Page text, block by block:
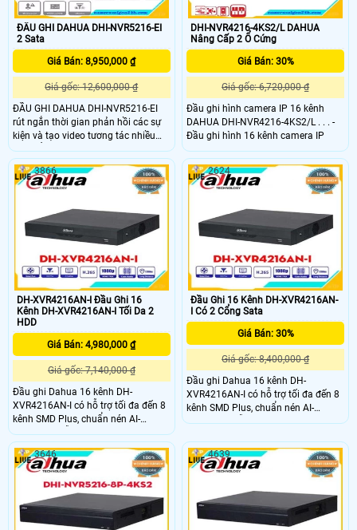
ĐẦU GHI DAHUA DHI-NVR5216-EI
2 Sata
Giá Bán: 8,950,000 ₫
Giá gốc: 12,600,000 ₫
ĐẦU GHI DAHUA DHI-NVR5216-EI
rút ngắn thời gian phản hồi các sự
kiện và tạo video tương tác nhiều
hơn. ĐẦU GHI DAHUA DHI-
NVR5216-EI này tương thích với
nhiều bên thứ ba các thiết bị, làm
cho nó trở thành một giải pháp
hoạt động với Phần mềm quản lý
video (VMS).
DHI-NVR4216-4KS2/L DAHUA
Nâng Cấp 2 Ổ Cứng
Giá Bán: 30%
Giá gốc: 6,720,000 ₫
Đầu ghi hình camera IP 16 kênh
DAHUA DHI-NVR4216-4KS2/L . . . -
Đầu ghi hình 16 kênh camera IP
DH-XVR4216AN-I Đầu Ghi 16
Kênh DH-XVR4216AN-I Tối Da 2
HDD
Giá Bán: 4,980,000 ₫
Giá gốc: 7,140,000 ₫
Đầu ghi Dahua 16 kênh DH-
XVR4216AN-I có hỗ trợ tối đa đến 8
kênh SMD Plus, chuẩn nén AI-
Coding và hỗ trợ camera
HDCVI/TVI/AHD/Analog/IP. Bên
cạnh đó, còn hỗ trợ ghi hình camera
có độ phân giải kênh đầu tiên đến
1080N/720P chuẩn nén hình ảnh
H.265+ cho hình ảnh sắc nét và
chất lượng cao
3866
Đầu Ghi 16 Kênh DH-XVR4216AN-
I Có 2 Cổng Sata
Giá Bán: 30%
Giá gốc: 8,400,000 ₫
Đầu ghi Dahua 16 kênh DH-
XVR4216AN-I có hỗ trợ tối đa đến 8
kênh SMD Plus, chuẩn nén AI-
Coding và hỗ trợ camera
cạnh đó, còn hỗ trợ ghi hình camera
có độ phân giải kênh đầu tiên đến
1080N/720P chuẩn nén hình ảnh
H.265+ cho hình ảnh sắc nét và
chất lượng cao
2624
3646 4639